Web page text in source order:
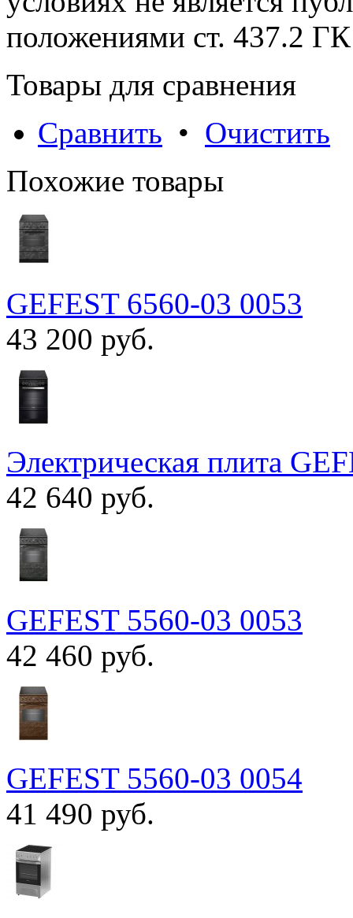
положениями cт. 437.2
Товары для сравнения
Сравнить • Очистить
Похожие товары
GEFEST 6560-03 0053
43 200 руб.
Электрическая плита
42 640 руб.
GEFEST 5560-03 0053
42 460 руб.
GEFEST 5560-03 0054
41 490 руб.